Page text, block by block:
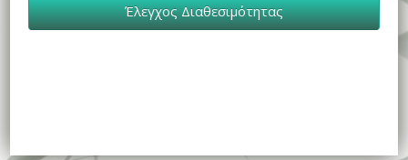
Έλεγχος Διαθεσιμότητας